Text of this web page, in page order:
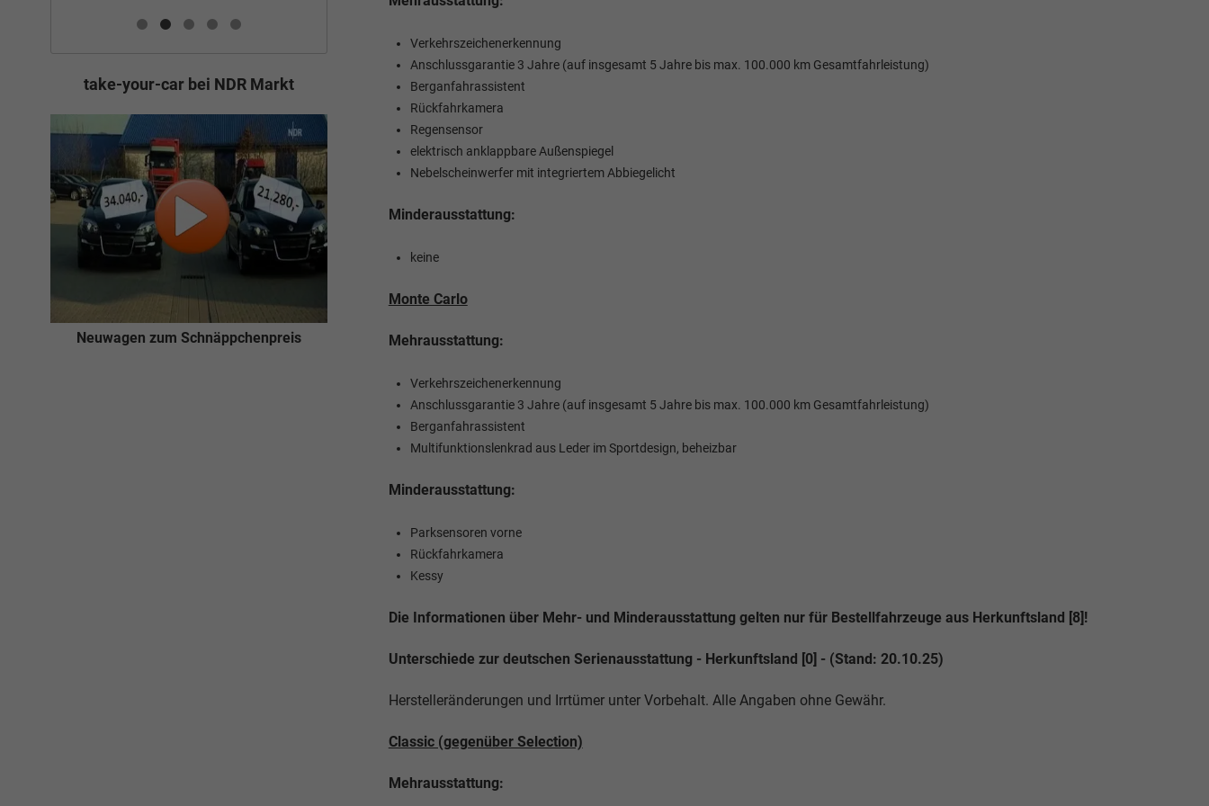
Verkehrszeichenerkennung
Anschlussgarantie 3 Jahre (auf insgesamt 5 Jahre bis max. 100.000 km Gesamtfahrleistung)
Berganfahrassistent
Rückfahrkamera
Regensensor
elektrisch anklappbare Außenspiegel
Nebelscheinwerfer mit integriertem Abbiegelicht
Minderausstattung:
keine
Monte Carlo
Mehrausstattung:
Verkehrszeichenerkennung
Anschlussgarantie 3 Jahre (auf insgesamt 5 Jahre bis max. 100.000 km Gesamtfahrleistung)
Berganfahrassistent
Multifunktionslenkrad aus Leder im Sportdesign, beheizbar
Minderausstattung:
Parksensoren vorne
Rückfahrkamera
Kessy
Die Informationen über Mehr- und Minderausstattung gelten nur für Bestellfahrzeuge aus Herkunftsland [8]!
Unterschiede zur deutschen Serienausstattung - Herkunftsland [0] - (Stand: 20.10.25)
Herstelleränderungen und Irrtümer unter Vorbehalt. Alle Angaben ohne Gewähr.
Classic (gegenüber Selection)
Mehrausstattung:
take-your-car bei NDR Markt
Neuwagen zum Schnäppchenpreis